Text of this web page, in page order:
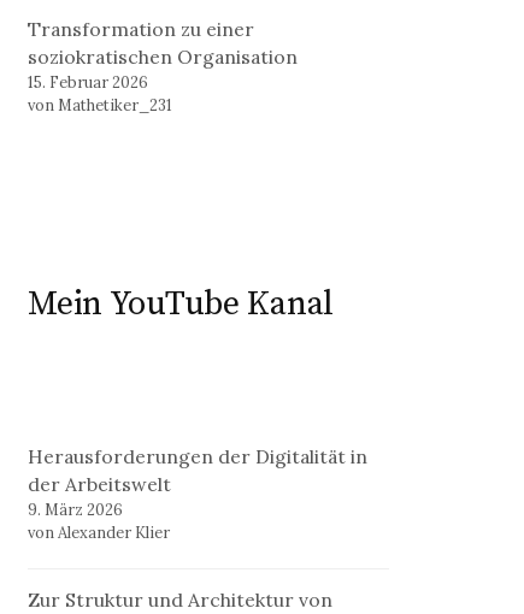
Transformation zu einer
soziokratischen Organisation
15. Februar 2026
von Mathetiker_231
Mein YouTube Kanal
Herausforderungen der Digitalität in
der Arbeitswelt
9. März 2026
von Alexander Klier
Zur Struktur und Architektur von